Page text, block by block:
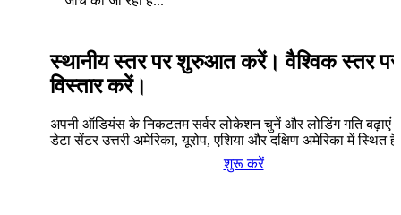
स्थानीय स्तर पर शुरुआत करें। वैश्विक स्तर पर
विस्तार करें।
अपनी ऑडियंस के निकटतम सर्वर लोकेशन चुनें और लोडिंग गति बढ़ाएं।
डेटा सेंटर उत्तरी अमेरिका, यूरोप, एशिया और दक्षिण अमेरिका में स्थित
शुरू करें